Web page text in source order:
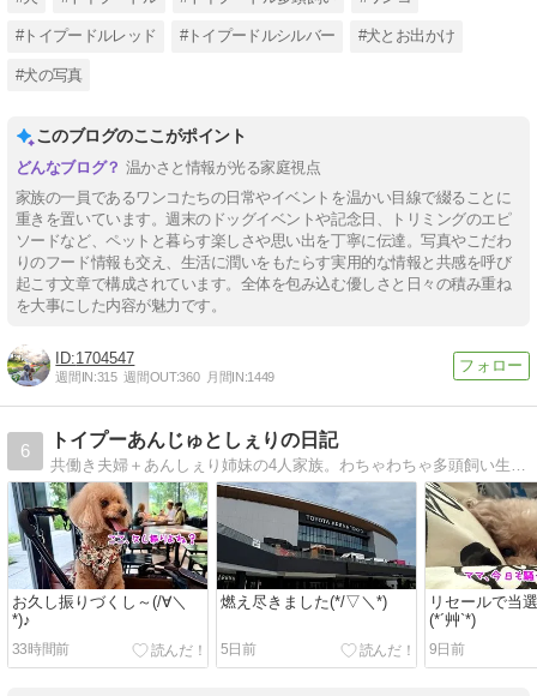
#トイプードルレッド #トイプードルシルバー #犬とお出かけ
#犬の写真
このブログのここがポイント
温かさと情報が光る家庭視点
家族の一員であるワンコたちの日常やイベントを温かい目線で綴ることに
重きを置いています。週末のドッグイベントや記念日、トリミングのエピ
ソードなど、ペットと暮らす楽しさや思い出を丁寧に伝達。写真やこだわ
りのフード情報も交え、生活に潤いをもたらす実用的な情報と共感を呼び
起こす文章で構成されています。全体を包み込む優しさと日々の積み重ね
を大事にした内容が魅力です。
1704547
週間IN:315 週間OUT:360 月間IN:1449
6
トイプーあんじゅとしぇりの日記
共働き夫婦＋あんしぇり姉妹の4人家族。わちゃわちゃ多頭飼い生活エンジョイ中です
お久し振りづくし～(/∀＼
*)♪
33時間前
燃え尽きました(*/▽＼*)
5日前
リセールで当
(*´艸`*)
9日前